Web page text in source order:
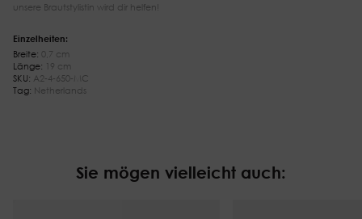
Einzelheiten:
Breite: 0,7 cm
Länge: 19 cm
SKU: A2-4-650-MC
Tag: Netherlands
unsere Brautstylistin wird dir helfen!
Sie mögen vielleicht auch: